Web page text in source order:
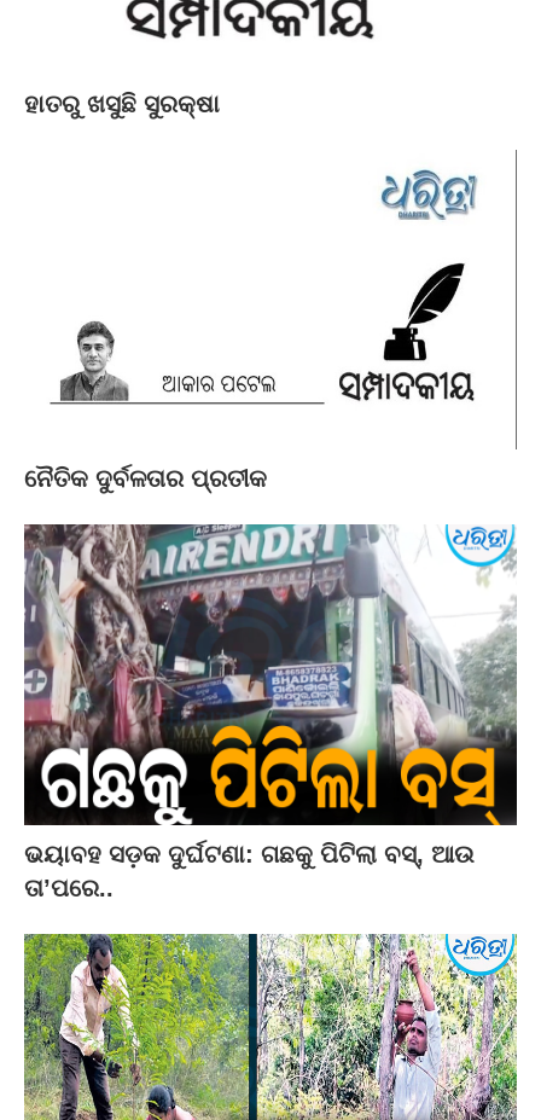
ହାତରୁ ଖସୁଛି ସୁରକ୍ଷା
ନୈତିକ ଦୁର୍ବଳତାର ପ୍ରତୀକ
ଭୟାବହ ସଡ଼କ ଦୁର୍ଘଟଣା: ଗଛକୁ ପିଟିଲା ବସ୍‌, ଆଉ
ତା’ପରେ..